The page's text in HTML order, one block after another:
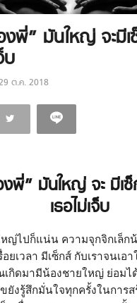
พี่” มันใหญ่ จะมีเ
บ
ต.ค. 2018
พี่” มันใหญ่ จะ มีเซ็
เธอไม่เจ็บ
หญ่ไปก็แน่น ความจุกจิกเล็ก
ยเวลา มีเซ็กส์ กับเราจนเอา
กิดมามีน้องชายใหญ่ ย่อมไ
ยังรู้สึกมั่นใจทุกครั้งในการส